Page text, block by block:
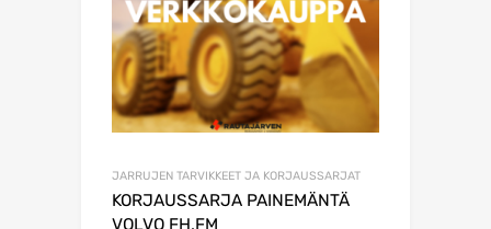
JARRUJEN TARVIKKEET JA KORJAUSSARJAT
KORJAUSSARJA PAINEMÄNTÄ
VOLVO FH,FM